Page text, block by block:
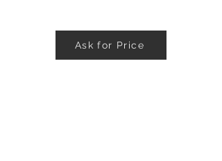
Ask for Price